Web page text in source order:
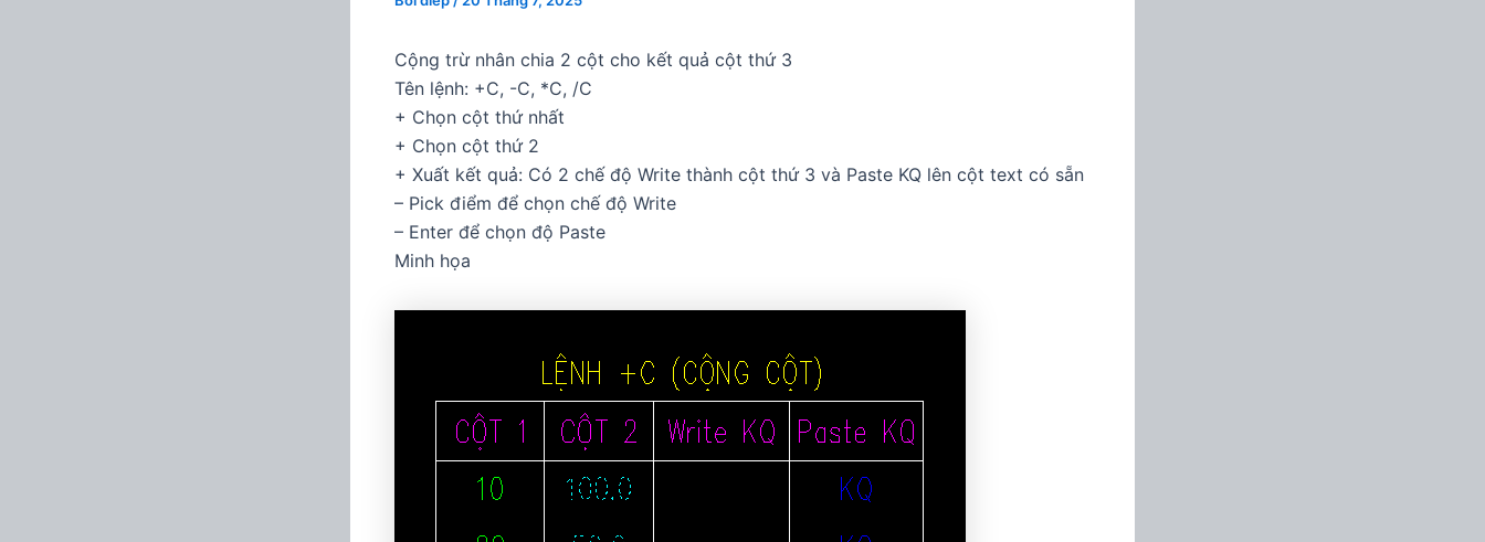
Cộng trừ nhân chia 2 cột cho kết quả cột thứ 3
Tên lệnh: +C, -C, *C, /C
+ Chọn cột thứ nhất
+ Chọn cột thứ 2
+ Xuất kết quả: Có 2 chế độ Write thành cột thứ 3 và Paste KQ lên cột text có sẵn
– Pick điểm để chọn chế độ Write
– Enter để chọn độ Paste
Minh họa